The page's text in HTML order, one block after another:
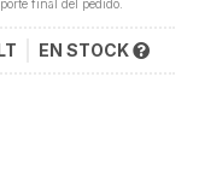
final del pedido.
EN STOCK